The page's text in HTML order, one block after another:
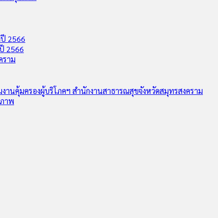
2566
2566
ราม
นคุ้มครองผู้บริโภคฯ สำนักงานสาธารณสุขจังหวัดสมุทรสงคราม
าพ